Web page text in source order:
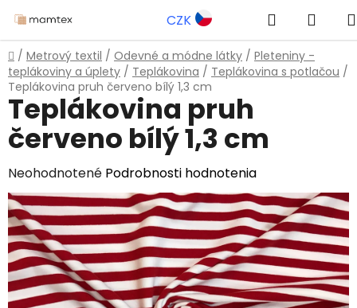
na
obsah
CZK Hľadať
Domov
/ Metrový textil / Odevné a módne látky / Pleteniny -
teplákoviny a úplety / Teplákovina / Teplákovina s potlačou /
Teplákovina pruh červeno bílý 1,3 cm
Teplákovina pruh
červeno bílý 1,3 cm
Priemerné
hodnotenie
produktu
je
0,0
z
5
Neohodnotené Podrobnosti hodnotenia